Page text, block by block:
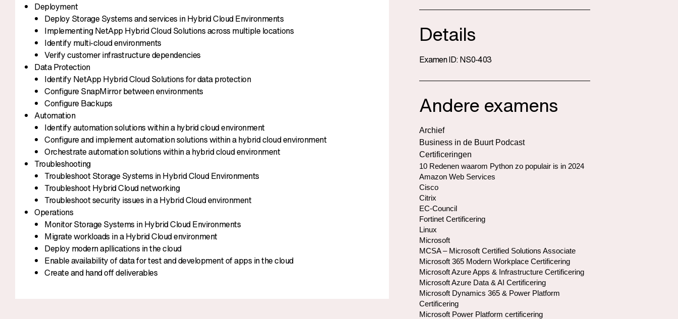
Deployment
Deploy Storage Systems and services in Hybrid Cloud Environments
Implementing NetApp Hybrid Cloud Solutions across multiple locations
Identify multi-cloud environments
Verify customer infrastructure dependencies
Data Protection
Identify NetApp Hybrid Cloud Solutions for data protection
Configure SnapMirror between environments
Configure Backups
Automation
Identify automation solutions within a hybrid cloud environment
Configure and implement automation solutions within a hybrid cloud environment
Orchestrate automation solutions within a hybrid cloud environment
Troubleshooting
Troubleshoot Storage Systems in Hybrid Cloud Environments
Troubleshoot Hybrid Cloud networking
Troubleshoot security issues in a Hybrid Cloud environment
Operations
Monitor Storage Systems in Hybrid Cloud Environments
Migrate workloads in a Hybrid Cloud environment
Deploy modern apllications in the cloud
Enable availability of data for test and development of apps in the cloud
Create and hand off deliverables
Details
Examen ID: NS0-403
Andere examens
Archief
Business in de Buurt Podcast
Certificeringen
10 Redenen waarom Python zo populair is in 2024
Amazon Web Services
Cisco
Citrix
EC-Council
Fortinet Certificering
Linux
Microsoft
MCSA – Microsoft Certified Solutions Associate
Microsoft 365 Modern Workplace Certificering
Microsoft Azure Apps & Infrastructure Certificering
Microsoft Azure Data & AI Certificering
Microsoft Dynamics 365 & Power Platform
Certificering
Microsoft Power Platform certificering